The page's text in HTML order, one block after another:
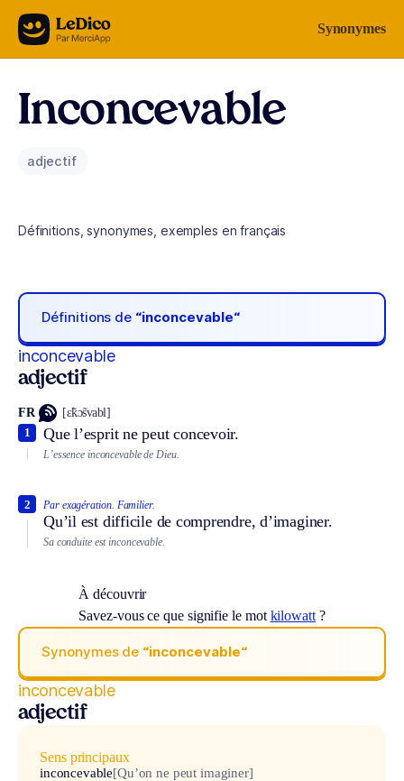
Aller au contenu Synonymes
Inconcevable
adjectif
Définitions, synonymes, exemples en français
Définitions de “inconcevable“
inconcevable
adjectif
FR [ɛ̃kɔ̃svabl]
Que l’esprit ne peut concevoir.
1
L’essence inconcevable de Dieu.
Par exagération. Familier.
Qu’il est difficile de comprendre, d’imaginer.
2
Sa conduite est inconcevable.
À découvrir
Savez-vous ce que signifie le mot kilowatt?
Synonymes de “inconcevable“
inconcevable
adjectif
Sens principaux
inconcevable[Qu’on ne peut imaginer]